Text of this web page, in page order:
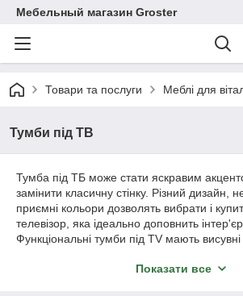
Мебельный магазин Groster
Товари та послуги Меблі для
Тумби під ТВ
Тумба під ТБ може стати яскравим
замінити класичну стінку. Різний дизайн,
приємні кольори дозволять вибрати і
телевізор, яка ідеально доповнить інтер'єр
Функціональні тумби під TV мають
супутню апаратуру. Компактні габарити
Показати все